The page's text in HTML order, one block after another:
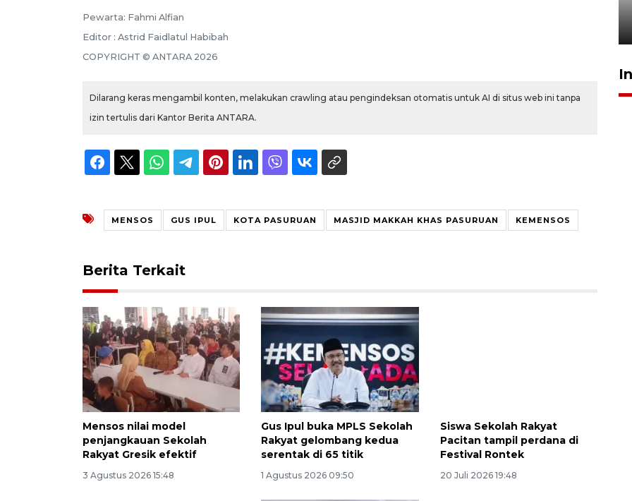
Pewarta: Fahmi Alfian
Editor : Astrid Faidlatul Habibah
COPYRIGHT © ANTARA 2026
Dilarang keras mengambil konten, melakukan crawling atau pengindeksan otomatis untuk AI di situs web ini tanpa
izin tertulis dari Kantor Berita ANTARA.
MENSOS GUS IPUL KOTA PASURUAN MASJID MAKKAH KHAS PASURUAN KEMENSOS
Berita Terkait
Mensos nilai model
penjangkauan Sekolah
Rakyat Gresik efektif
3 Agustus 2026 15:48
Gus Ipul buka MPLS Sekolah
Rakyat gelombang kedua
serentak di 65 titik
1 Agustus 2026 09:50
Siswa Sekolah Rakyat
Pacitan tampil perdana di
Festival Rontek
20 Juli 2026 19:48